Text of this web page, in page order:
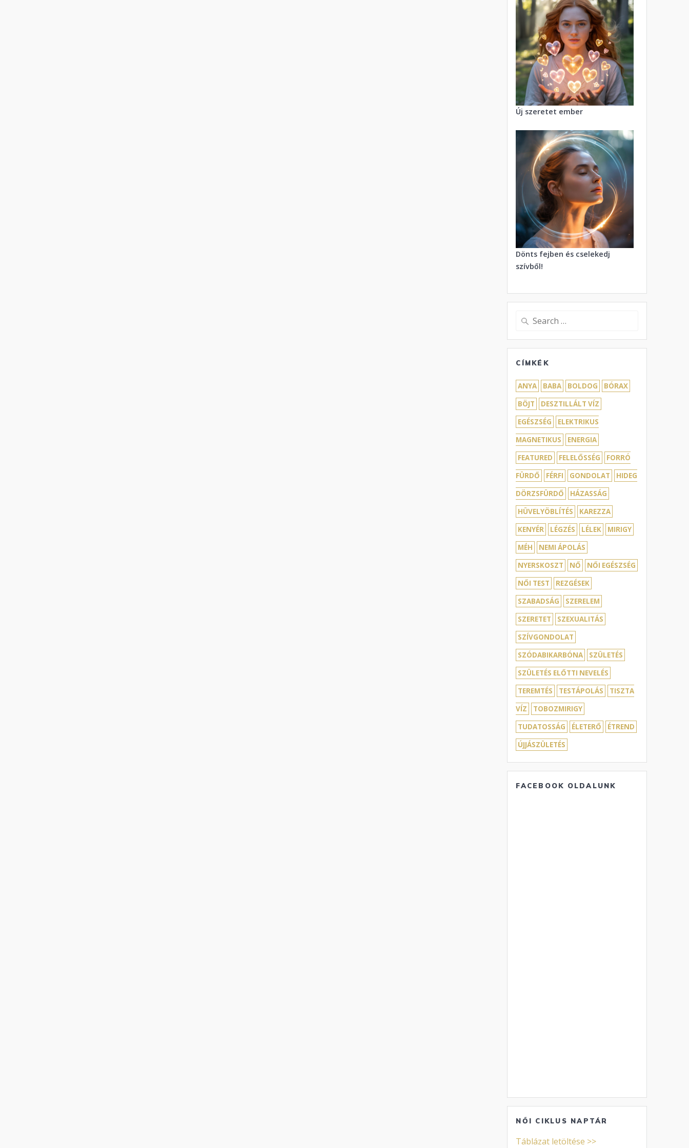
Új szeretet ember
Dönts fejben és cselekedj
szívből!
Search
CÍMKÉK
ANYA BABA BOLDOG
BÓRAX
BÖJT
DESZTILLÁLT VÍZ
EGÉSZSÉG
ELEKTRIKUS
MAGNETIKUS
ENERGIA
FEATURED
FELELŐSSÉG
FORRÓ
FÜRDŐ
FÉRFI GONDOLAT
HIDEG
DÖRZSFÜRDŐ
HÁZASSÁG
HÜVELYÖBLÍTÉS
KAREZZA
KENYÉR
LÉGZÉS LÉLEK
MIRIGY
MÉH
NEMI ÁPOLÁS
NYERSKOSZT
NŐ
NŐI EGÉSZSÉG
NŐI TEST
REZGÉSEK
SZABADSÁG
SZERELEM
SZERETET
SZEXUALITÁS
SZÍVGONDOLAT
SZÓDABIKARBÓNA
SZÜLETÉS
SZÜLETÉS ELŐTTI NEVELÉS
TEREMTÉS
TESTÁPOLÁS
TISZTA
VÍZ
TOBOZMIRIGY
TUDATOSSÁG
ÉLETERŐ
ÉTREND
ÚJJÁSZÜLETÉS
FACEBOOK OLDALUNK
NŐI CIKLUS NAPTÁR
Táblázat letöltése >>